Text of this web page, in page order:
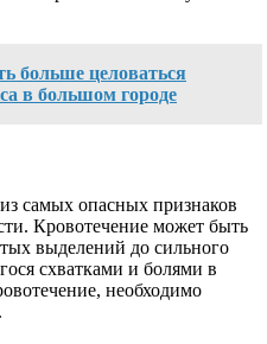
больше целоваться
в большом городе
самых опасных признаков
Кровотечение может быть
выделений до сильного
схватками и болями в
необходимо